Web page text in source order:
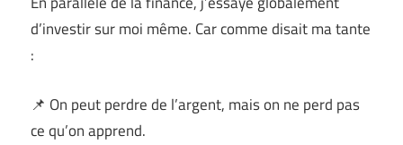
d’investir sur moi même. Car comme disait ma tante
:
📌 On peut perdre de l’argent, mais on ne perd pas
ce qu’on apprend.